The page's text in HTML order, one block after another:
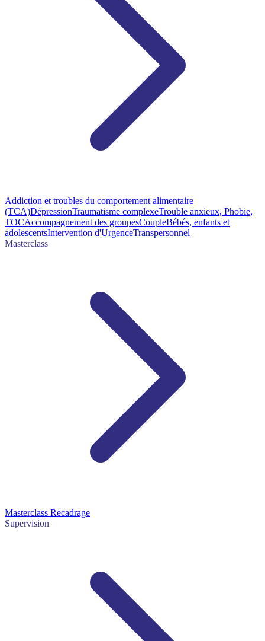
Addiction et troubles du comportement alimentaire
(TCA)DépressionTraumatisme complexeTrouble anxieux, Phobie,
TOCAccompagnement des groupesCoupleBébés, enfants et
adolescentsIntervention d'UrgenceTranspersonnel
Masterclass
Masterclass Recadrage
Supervision